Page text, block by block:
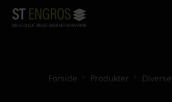
Forside Produkter Diverse